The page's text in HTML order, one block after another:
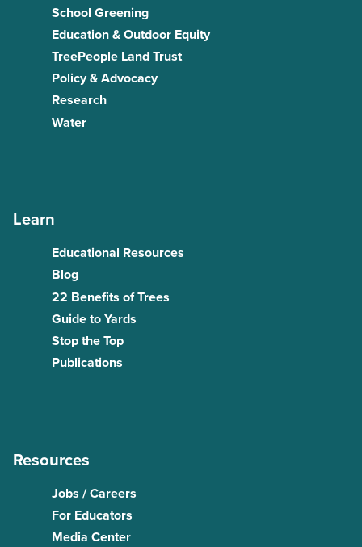
School Greening
Education & Outdoor Equity
TreePeople Land Trust
Policy & Advocacy
Research
Water
Learn
Educational Resources
Blog
22 Benefits of Trees
Guide to Yards
Stop the Top
Publications
Resources
Jobs / Careers
For Educators
Media Center